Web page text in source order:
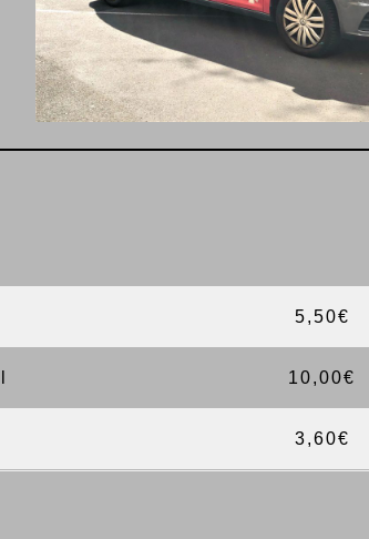
5,50€
10,00€
3,60€